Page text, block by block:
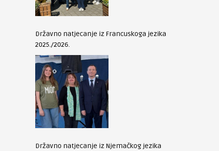
Državno natjecanje iz Francuskoga jezika
2025./2026.
Državno natjecanje iz Njemačkog jezika